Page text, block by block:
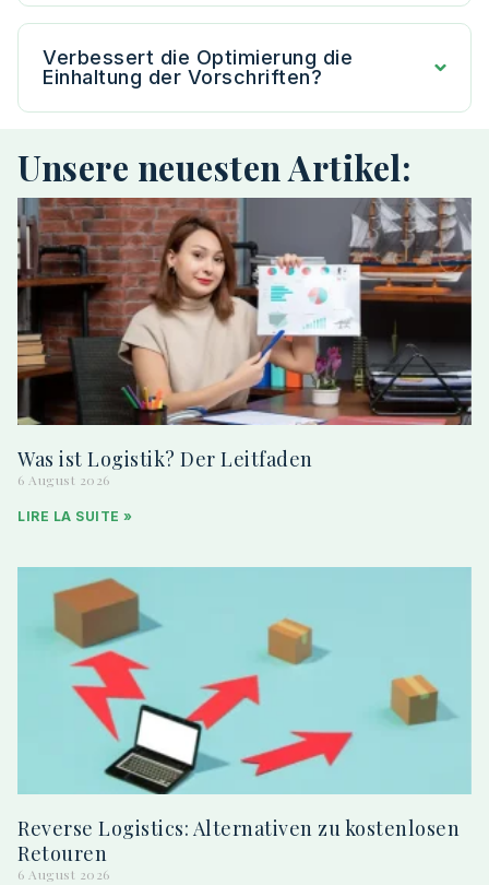
Verbessert die Optimierung die
Einhaltung der Vorschriften?
Unsere neuesten Artikel:
Was ist Logistik? Der Leitfaden
6 August 2026
LIRE LA SUITE »
Reverse Logistics: Alternativen zu kostenlosen
Retouren
6 August 2026